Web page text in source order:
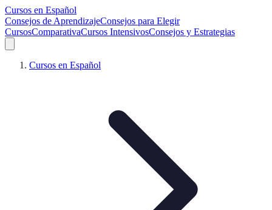
Cursos en Español
Consejos de AprendizajeConsejos para Elegir
CursosComparativaCursos IntensivosConsejos y Estrategias
Cursos en Español